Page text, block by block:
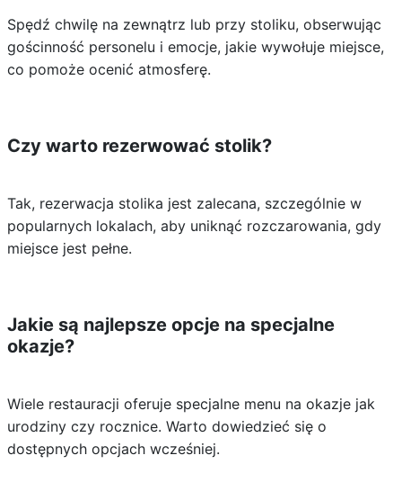
Spędź chwilę na zewnątrz lub przy stoliku, obserwując
gościnność personelu i emocje, jakie wywołuje miejsce,
co pomoże ocenić atmosferę.
Czy warto rezerwować stolik?
Tak, rezerwacja stolika jest zalecana, szczególnie w
popularnych lokalach, aby uniknąć rozczarowania, gdy
miejsce jest pełne.
Jakie są najlepsze opcje na specjalne
okazje?
Wiele restauracji oferuje specjalne menu na okazje jak
urodziny czy rocznice. Warto dowiedzieć się o
dostępnych opcjach wcześniej.